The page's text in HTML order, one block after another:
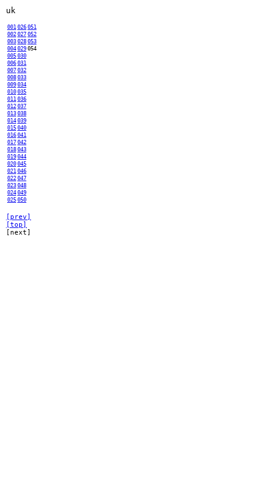
uk
001 026 051
002 027 052
003 028 053
004 029 054
005 030
006 031
007 032
008 033
009 034
010 035
011 036
012 037
013 038
014 039
015 040
016 041
017 042
018 043
019 044
020 045
021 046
022 047
023 048
024 049
025 050
[prev]
[top]
[next]